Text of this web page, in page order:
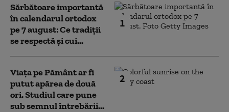
1
Sărbătoare importantă
în calendarul ortodox
pe 7 august: Ce tradiții
se respectă și cui...
2
Viața pe Pământ ar fi
putut apărea de două
ori. Studiul care pune
sub semnul întrebării...